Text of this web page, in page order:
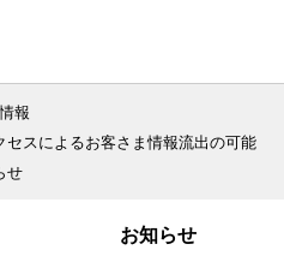
報
スによるお客さま情報流出の可能
せ
お知らせ